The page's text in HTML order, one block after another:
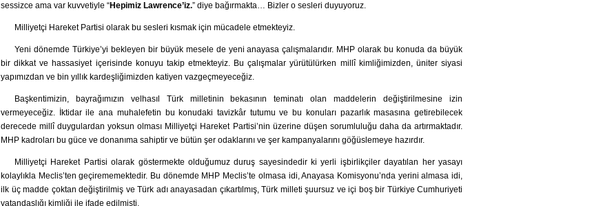
sessizce ama var kuvvetiyle “Hepimiz Lawrence’iz.” diye bağırmakta… Bizler o sesleri duyuyoruz.
Milliyetçi Hareket Partisi olarak bu sesleri kısmak için mücadele etmekteyiz.
Yeni dönemde Türkiye’yi bekleyen bir büyük mesele de yeni anayasa çalışmalarıdır. MHP olarak bu konuda da büyük
bir dikkat ve hassasiyet içerisinde konuyu takip etmekteyiz. Bu çalışmalar yürütülürken millî kimliğimizden, üniter siyasi
yapımızdan ve bin yıllık kardeşliğimizden katiyen vazgeçmeyeceğiz.
Başkentimizin, bayrağımızın velhasıl Türk milletinin bekasının teminatı olan maddelerin değiştirilmesine izin
vermeyeceğiz. İktidar ile ana muhalefetin bu konudaki tavizkâr tutumu ve bu konuları pazarlık masasına getirebilecek
derecede millî duygulardan yoksun olması Milliyetçi Hareket Partisi’nin üzerine düşen sorumluluğu daha da artırmaktadır.
MHP kadroları bu güce ve donanıma sahiptir ve bütün şer odaklarını ve şer kampanyalarını göğüslemeye hazırdır.
Milliyetçi Hareket Partisi olarak göstermekte olduğumuz duruş sayesindedir ki yerli işbirlikçiler dayatılan her yasayı
kolaylıkla Meclis’ten geçirememektedir. Bu dönemde MHP Meclis’te olmasa idi, Anayasa Komisyonu’nda yerini almasa idi,
ilk üç madde çoktan değiştirilmiş ve Türk adı anayasadan çıkartılmış, Türk milleti şuursuz ve içi boş bir Türkiye Cumhuriyeti
vatandaşlığı kimliği ile ifade edilmişti.